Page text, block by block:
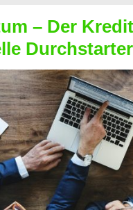
– Der
Durchstarter